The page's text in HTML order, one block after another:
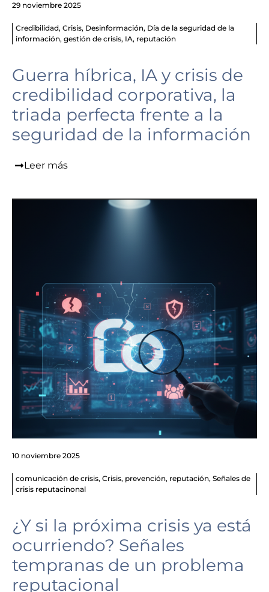
29 noviembre 2025
Credibilidad, Crisis, Desinformación, Día de la seguridad de la
información, gestión de crisis, IA, reputación
Guerra híbrica, IA y crisis de
credibilidad corporativa, la
triada perfecta frente a la
seguridad de la información
Leer más
10 noviembre 2025
comunicación de crisis, Crisis, prevención, reputación, Señales de
crisis reputacinonal
¿Y si la próxima crisis ya está
ocurriendo? Señales
tempranas de un problema
reputacional